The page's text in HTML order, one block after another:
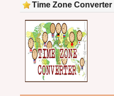
Time Zone Converter